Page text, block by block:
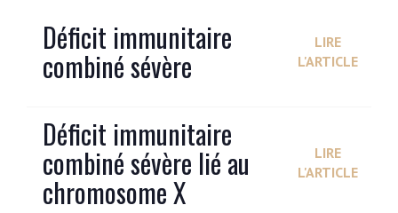
Déficit immunitaire
combiné sévère
LIRE
L'ARTICLE
Déficit immunitaire
combiné sévère lié au
chromosome X
LIRE
L'ARTICLE